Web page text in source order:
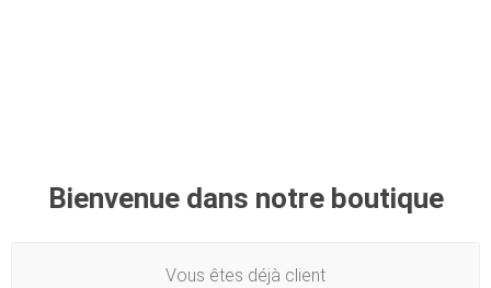
Bienvenue dans notre boutique
Vous êtes déjà client